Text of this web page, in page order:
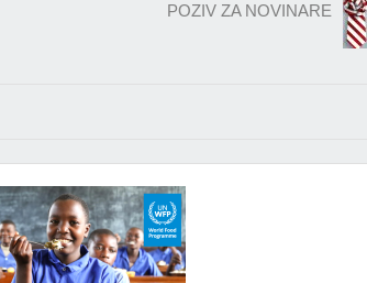
POZIV ZA NOVINARE